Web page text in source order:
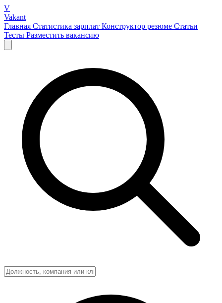
V
Vakant
Главная Статистика зарплат Конструктор резюме Статьи
Тесты Разместить вакансию